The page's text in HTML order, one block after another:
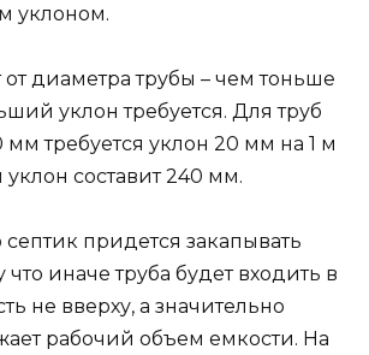
уклоном.
от диаметра трубы – чем тоньше
уклон требуется. Для труб
мм требуется уклон 20 мм на 1 м
составит 240 мм.
септик придется закапывать
что иначе труба будет входить в
не вверху, а значительно
рабочий объем емкости. На